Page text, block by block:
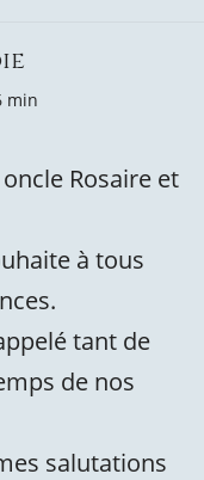
min
Rosaire et
à tous
tant de
de nos
salutations